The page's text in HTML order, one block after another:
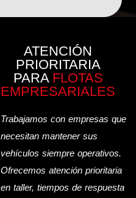
ATENCIÓN
PRIORITARIA
PARA FLOTAS
EMPRESARIALES
Trabajamos con empresas que
necesitan mantener sus
vehículos siempre operativos.
Ofrecemos atención prioritaria
en taller, tiempos de respuesta